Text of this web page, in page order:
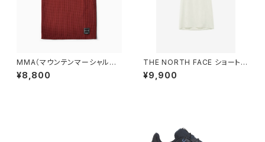
MMA（マウンテンマーシャルア
ーツ） POLARTEC® Power D
ry Net Mesh Wine
¥8,800
THE NORTH FACE ショートス
リーブドライドットライトクルー
（メンズ）グレイッシュホワイト
¥9,900